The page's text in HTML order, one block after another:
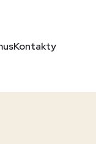
Kontakty